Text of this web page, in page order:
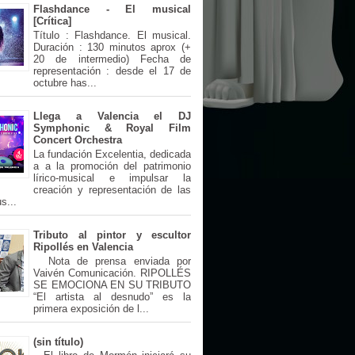
Flashdance - El musical
[Crítica]
Título : Flashdance. El musical.
Duración : 130 minutos aprox (+
20 de intermedio) Fecha de
representación : desde el 17 de
octubre has...
Llega a Valencia el DJ
Symphonic & Royal Film
Concert Orchestra
La fundación Excelentia, dedicada
a a la promoción del patrimonio
lírico-musical e impulsar la
creación y representación de las
Tributo al pintor y escultor
Ripollés en Valencia
Nota de prensa enviada por
Vaivén Comunicación. RIPOLLÉS
SE EMOCIONA EN SU TRIBUTO
“El artista al desnudo” es la
primera exposición de l...
(sin título)